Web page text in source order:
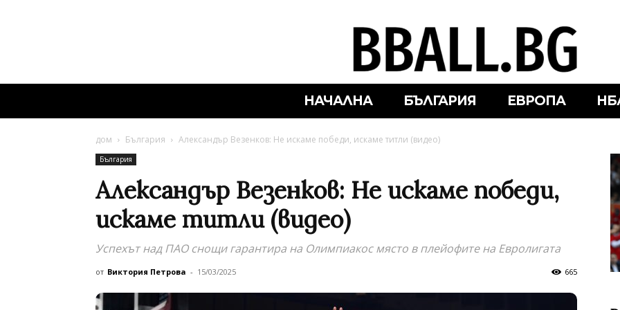
НАЧАЛНА БЪЛГАРИЯ ЕВРОПА
дом България Александър Везенков: Не искаме победи, искаме титли (видео)
България
Александър Везенков: Не искаме победи,
искаме титли (видео)
Успехът над ПАО снощи гарантира на Олимпиакос място в плейофите на Евролигата
от Виктория Петрова - 15/03/2025 665